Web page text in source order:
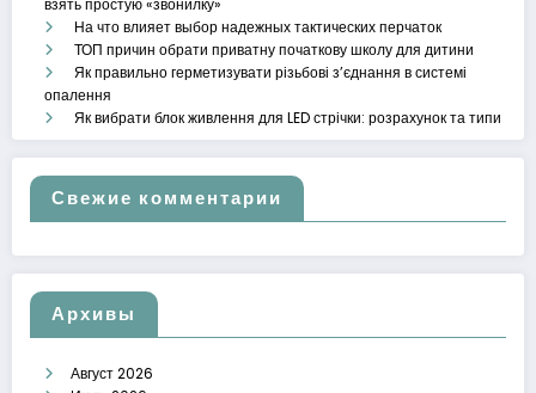
взять простую «звонилку»
На что влияет выбор надежных тактических перчаток
ТОП причин обрати приватну початкову школу для дитини
Як правильно герметизувати різьбові з’єднання в системі
опалення
Як вибрати блок живлення для LED стрічки: розрахунок та типи
Свежие комментарии
Архивы
Август 2026